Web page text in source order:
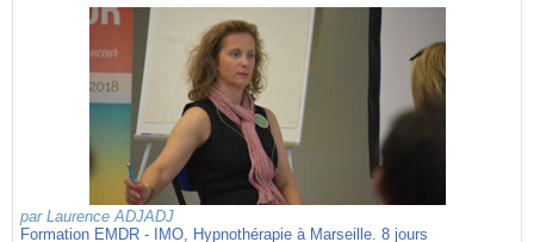
par Laurence ADJADJ
Formation EMDR - IMO, Hypnothérapie à Marseille. 8 jours